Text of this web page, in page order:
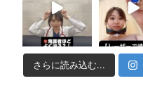
さらに読み込む...